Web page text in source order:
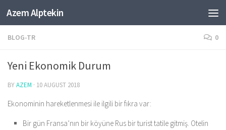
Skip to content
Azem Alptekin
BLOG-TR 0
Yeni Ekonomik Durum
BYAZEM · 10 AUGUST 2018
Ekonominin hareketlenmesi ile ilgili bir fıkra var:
Bir gün Fransa’nın bir köyüne Rus bir turist tatile gitmiş. Otelin